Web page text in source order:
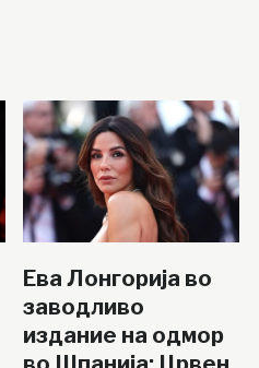
Ева Лонгорија во
заводливо
издание на одмор